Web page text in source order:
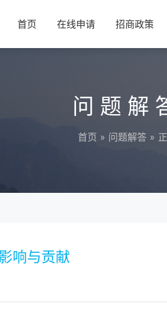
首页 在线申请 招商政策
问题解
首页 » 问题解答 »
响与贡献